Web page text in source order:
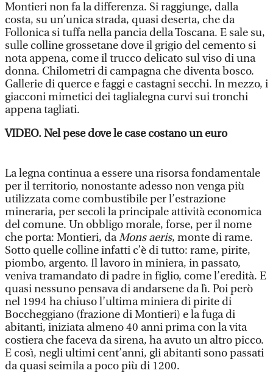
Montieri non fa la differenza. Si raggiunge, dalla
costa, su un’unica strada, quasi deserta, che da
Follonica si tuffa nella pancia della Toscana. E sale su,
sulle colline grossetane dove il grigio del cemento si
nota appena, come il trucco delicato sul viso di una
donna. Chilometri di campagna che diventa bosco.
Gallerie di querce e faggi e castagni secchi. In mezzo, i
giacconi mimetici dei taglialegna curvi sui tronchi
appena tagliati.
VIDEO. Nel pese dove le case costano un euro
La legna continua a essere una risorsa fondamentale
per il territorio, nonostante adesso non venga più
utilizzata come combustibile per l’estrazione
mineraria, per secoli la principale attività economica
del comune. Un obbligo morale, forse, per il nome
che porta: Montieri, daMons aeris, monte di rame.
Sotto quelle colline infatti c’è di tutto: rame, pirite,
piombo, argento. Il lavoro in miniera, in passato,
veniva tramandato di padre in figlio, come l’eredità. E
quasi nessuno pensava di andarsene da lì. Poi però
nel 1994 ha chiuso l’ultima miniera di pirite di
Boccheggiano (frazione di Montieri) e la fuga di
abitanti, iniziata almeno 40 anni prima con la vita
costiera che faceva da sirena, ha avuto un altro picco.
E così, negli ultimi cent’anni, gli abitanti sono passati
da quasi seimila a poco più di 1200.